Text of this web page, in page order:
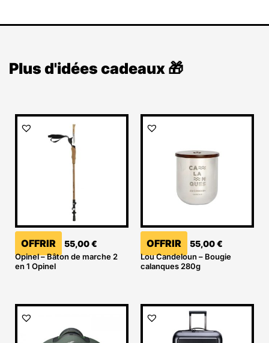
Plus d'idées cadeaux 🎁
OFFRIR 55,00€
Opinel – Bâton de marche 2
en 1 Opinel
OFFRIR 55,00€
Lou Candeloun – Bougie
calanques 280g